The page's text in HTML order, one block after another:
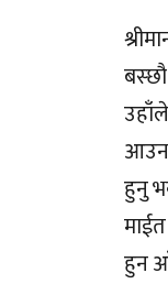
आउन
हुनु
हुन